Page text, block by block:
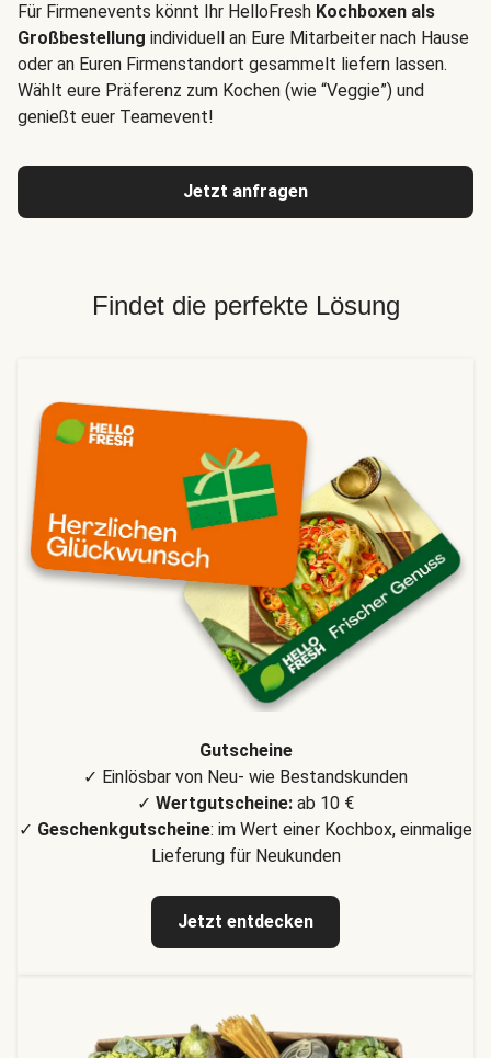
Für Firmenevents könnt Ihr HelloFresh Kochboxen als
Großbestellung individuell an Eure Mitarbeiter nach Hause
oder an Euren Firmenstandort gesammelt liefern lassen.
Wählt eure Präferenz zum Kochen (wie “Veggie”) und
genießt euer Teamevent!
Jetzt anfragen
Findet die perfekte Lösung
Gutscheine
✓ Einlösbar von Neu- wie Bestandskunden
✓ Wertgutscheine: ab 10 €
✓ Geschenkgutscheine: im Wert einer Kochbox, einmalige
Lieferung für Neukunden
Jetzt entdecken